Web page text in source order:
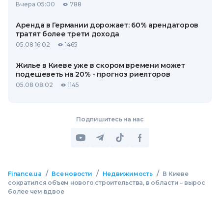
Вчера 05:00 788
Аренда в Германии дорожает: 60% арендаторов
тратят более трети дохода
05.08 16:02 1465
Жилье в Киеве уже в скором времени может
подешеветь на 20% - прогноз риелторов
05.08 08:02 1145
Подпишитесь на нас
Finance.ua / Все новости / Недвижимость / В Киеве
сократился объем нового строительства, в области – вырос
более чем вдвое